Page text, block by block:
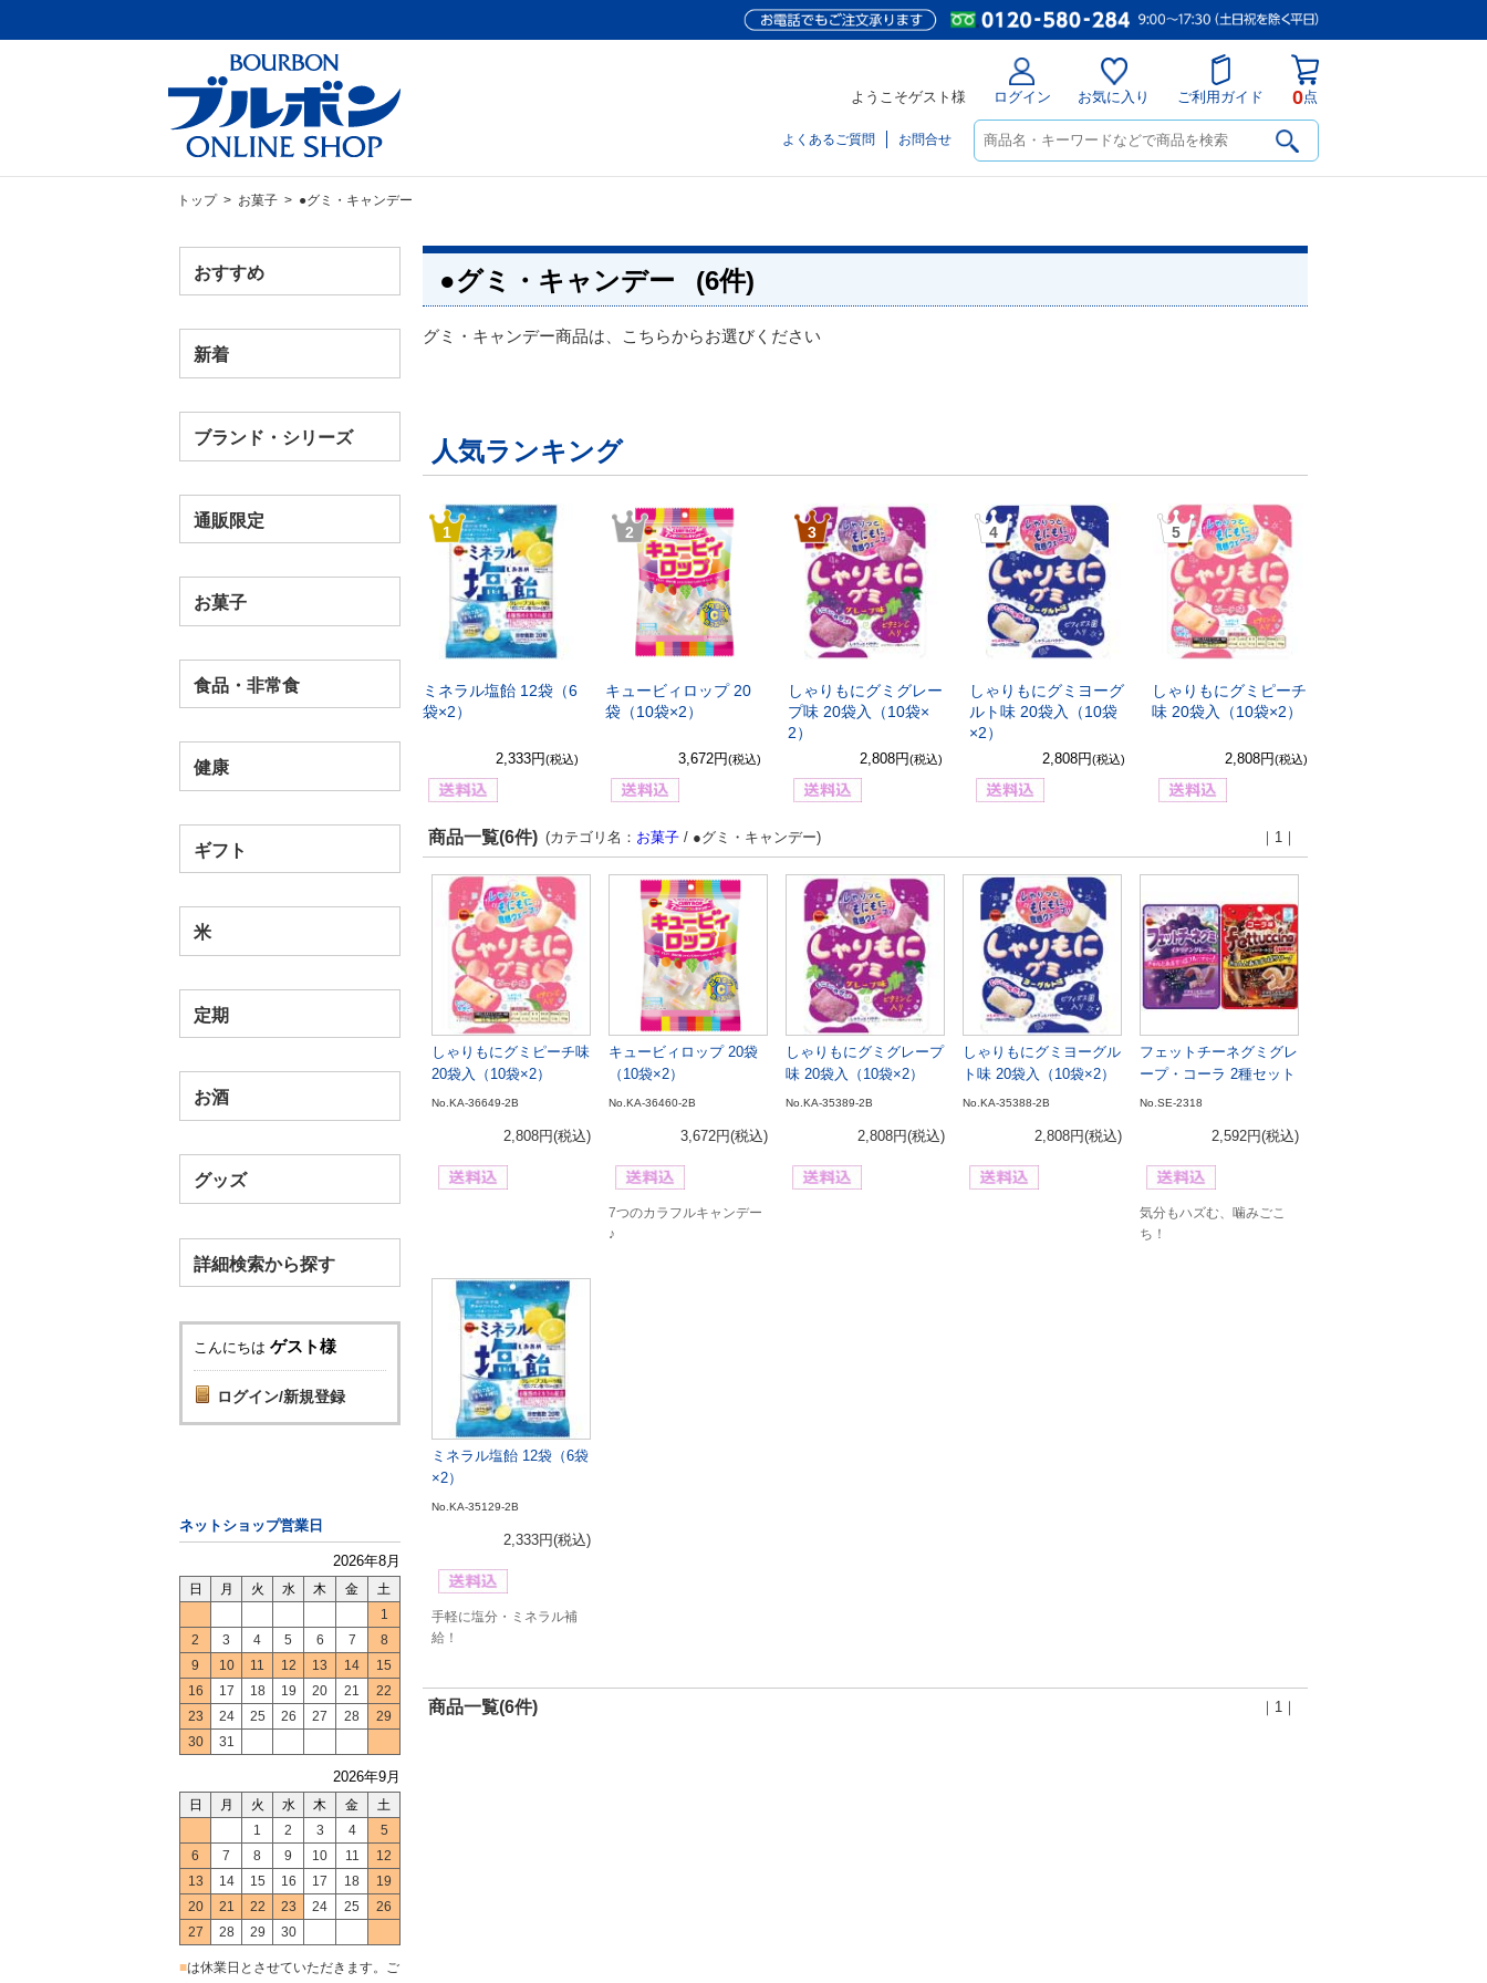
ようこそゲスト様 ログイン お気に入り ご利用ガイド 0点
よくあるご質問 お問合せ
トップ> お菓子> ●グミ・キャンデー
おすすめ
新着
ブランド・シリーズ
通販限定
お菓子
食品・非常食
健康
ギフト
米
定期
お酒
グッズ
詳細検索から探す
こんにちは ゲスト様
ログイン/新規登録
ネットショップ営業日
2026年8月
日 月 火 水 木 金
土
1
2
3 4 5 6 7
8
9
10 11 12 13 14
15
16
17 18 19 20 21
22
23
24 25 26 27 28
29
30
31
2026年9月
日 月 火 水 木 金
土
1
2 3 4
5
6
7 8 9 10 11
12
13
14 15 16 17 18
19
20
21 22 23 24 25
26
27
28 29 30
■は休業日とさせていただきます。ご
●グミ・キャンデー (6件)
グミ・キャンデー商品は、こちらからお選びください
人気ランキング
1
ミネラル塩飴 12袋（6
袋×2）
2,333円(税込)
2
キュービィロップ 20
袋（10袋×2）
3,672円(税込)
3
しゃりもにグミグレー
プ味 20袋入（10袋×
2）
2,808円(税込)
4
しゃりもにグミヨーグ
ルト味 20袋入（10袋
×2）
2,808円(税込)
5
しゃりもにグミピーチ
味 20袋入（10袋×2）
2,808円(税込)
商品一覧(6件) ｜1｜
(カテゴリ名： お菓子 / ●グミ・キャンデー)
しゃりもにグミピーチ味
20袋入（10袋×2）
No.KA-36649-2B
2,808円(税込)
キュービィロップ 20袋
（10袋×2）
No.KA-36460-2B
3,672円(税込)
7つのカラフルキャンデー
♪
しゃりもにグミグレープ
味 20袋入（10袋×2）
No.KA-35389-2B
2,808円(税込)
しゃりもにグミヨーグル
ト味 20袋入（10袋×2）
No.KA-35388-2B
2,808円(税込)
フェットチーネグミグレ
ープ・コーラ 2種セット
No.SE-2318
2,592円(税込)
気分もハズむ、噛みごこ
ち！
ミネラル塩飴 12袋（6袋
×2）
No.KA-35129-2B
2,333円(税込)
手軽に塩分・ミネラル補
給！
商品一覧(6件) ｜1｜